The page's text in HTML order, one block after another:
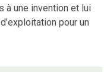
une invention et lui
pour un